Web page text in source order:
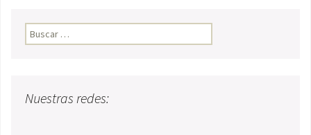
Buscar:
Nuestras redes: